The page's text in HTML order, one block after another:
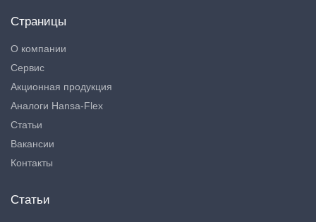
Страницы
О компании
Сервис
Акционная продукция
Аналоги Hansa-Flex
Статьи
Вакансии
Контакты
Статьи